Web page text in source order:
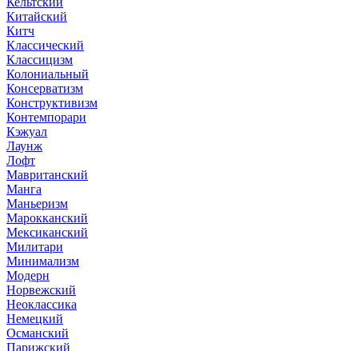
Китайский
Китч
Классический
Классицизм
Колониальный
Консерватизм
Конструктивизм
Контемпорари
Кэжуал
Лаунж
Лофт
Мавританский
Манга
Маньеризм
Марокканский
Мексиканский
Милитари
Минимализм
Модерн
Норвежский
Неоклассика
Немецкий
Османский
Парижский